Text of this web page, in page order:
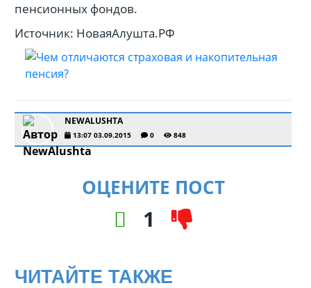
пенсионных фондов.
Источник: НоваяАлушта.РФ
NEWALUSHTA
13:07 03.09.2015 0 848
ОЦЕНИТЕ ПОСТ
1
ЧИТАЙТЕ ТАКЖЕ